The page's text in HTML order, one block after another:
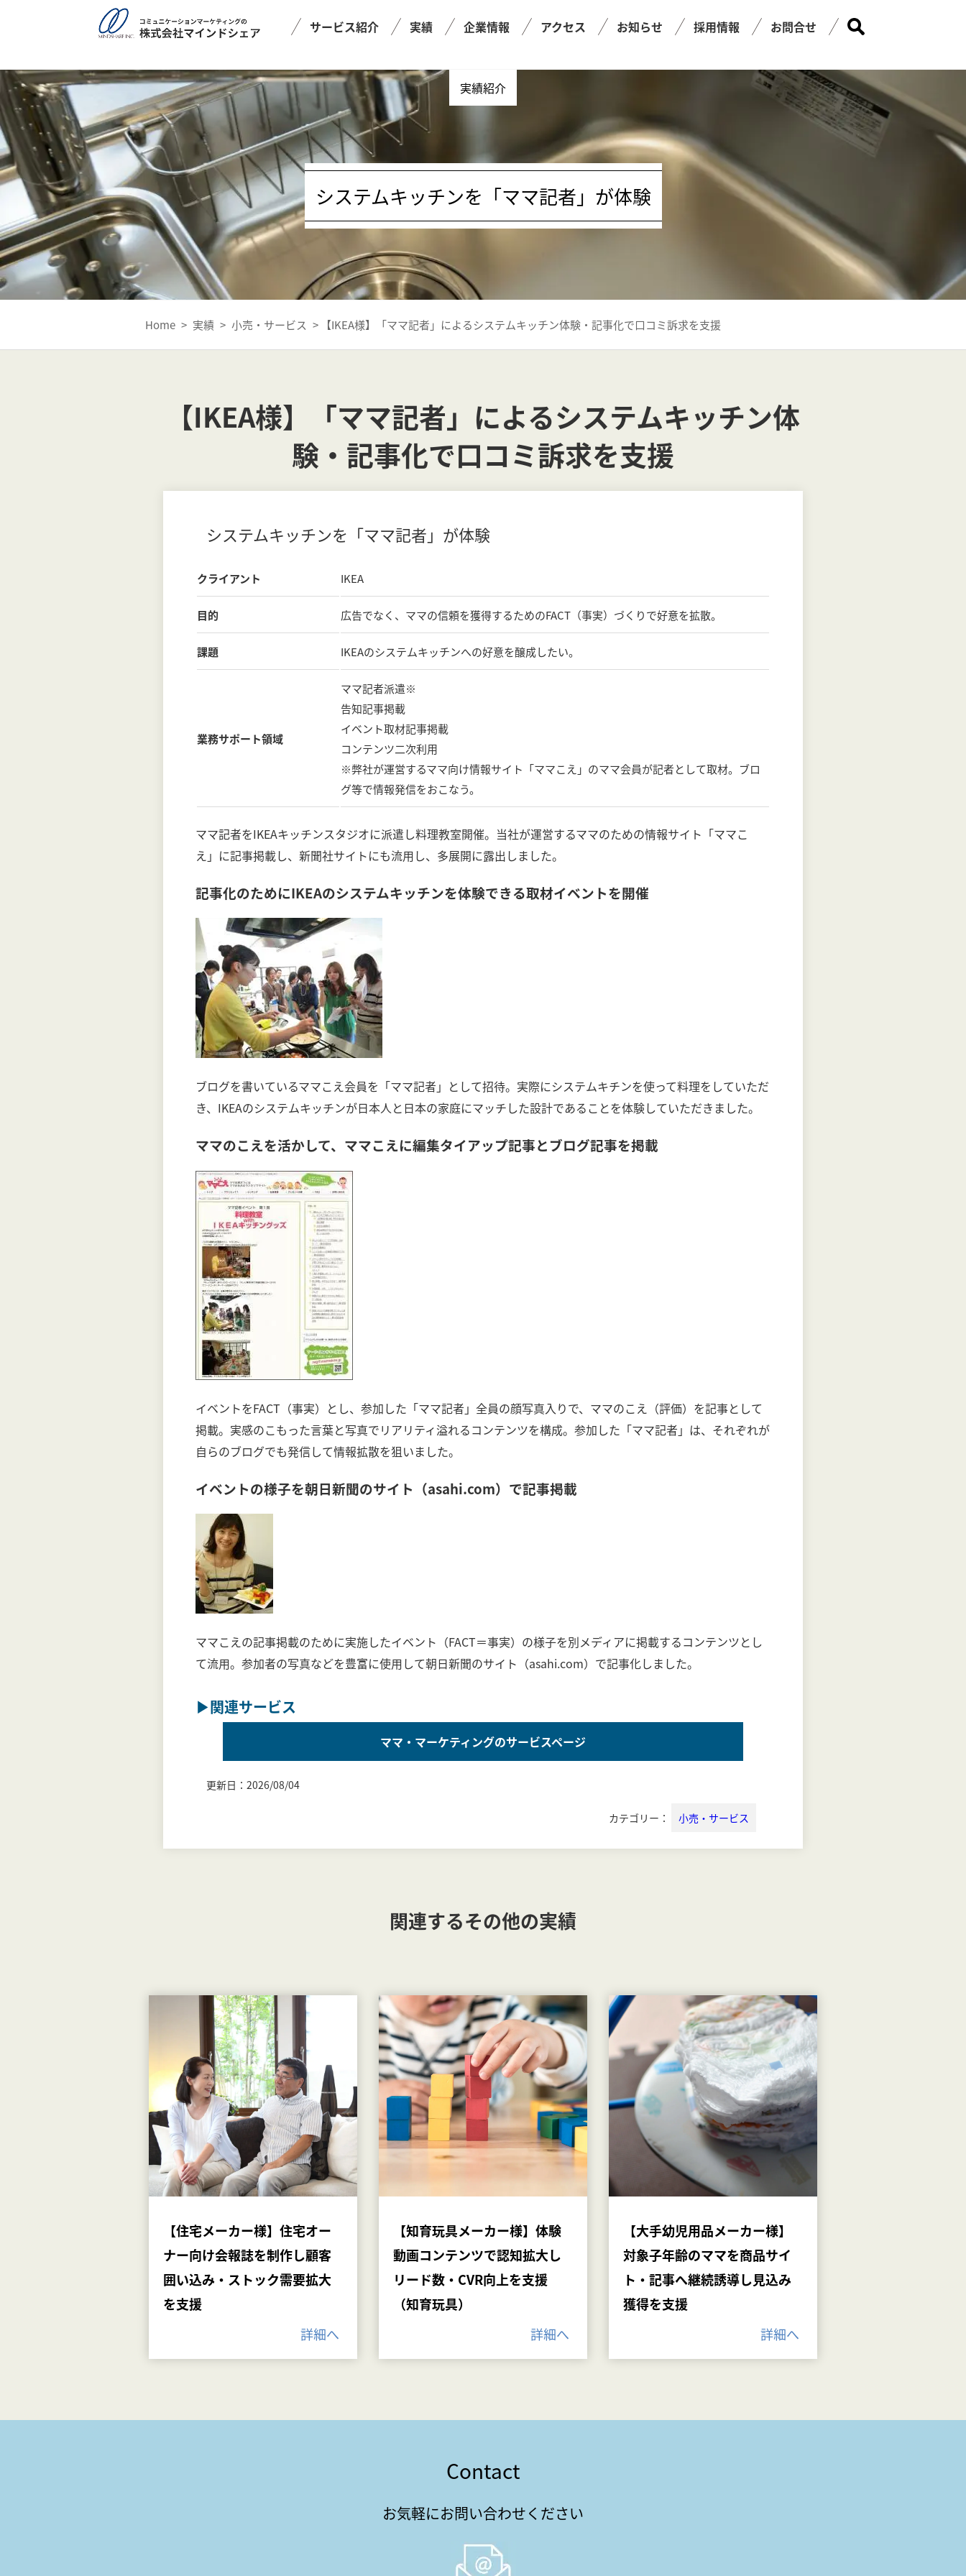
サービス紹介 実績 企業情報 アクセス お知らせ 採用情報 お問合せ
実績紹介
システムキッチンを「ママ記者」が体験
Home > 実績 > 小売・サービス > 【IKEA様】「ママ記者」によるシステムキッチン体験・記事化で口コミ訴求を支援
【IKEA様】「ママ記者」によるシステムキッチン体
験・記事化で口コミ訴求を支援
システムキッチンを「ママ記者」が体験
クライアント IKEA
目的 広告でなく、ママの信頼を獲得するためのFACT（事実）づくりで好意を拡散。
課題 IKEAのシステムキッチンへの好意を醸成したい。
業務サポート領域
ママ記者派遣※
告知記事掲載
イベント取材記事掲載
コンテンツ二次利用
※弊社が運営するママ向け情報サイト「ママこえ」のママ会員が記者として取材。ブロ
グ等で情報発信をおこなう。
ママ記者をIKEAキッチンスタジオに派遣し料理教室開催。当社が運営するママのための情報サイト「ママこ
え」に記事掲載し、新聞社サイトにも流用し、多展開に露出しました。
記事化のためにIKEAのシステムキッチンを体験できる取材イベントを開催
ブログを書いているママこえ会員を「ママ記者」として招待。実際にシステムキチンを使って料理をしていただ
き、IKEAのシステムキッチンが日本人と日本の家庭にマッチした設計であることを体験していただきました。
ママのこえを活かして、ママこえに編集タイアップ記事とブログ記事を掲載
イベントをFACT（事実）とし、参加した「ママ記者」全員の顔写真入りで、ママのこえ（評価）を記事として
掲載。実感のこもった言葉と写真でリアリティ溢れるコンテンツを構成。参加した「ママ記者」は、それぞれが
自らのブログでも発信して情報拡散を狙いました。
イベントの様子を朝日新聞のサイト（asahi.com）で記事掲載
ママこえの記事掲載のために実施したイベント（FACT＝事実）の様子を別メディアに掲載するコンテンツとし
て流用。参加者の写真などを豊富に使用して朝日新聞のサイト（asahi.com）で記事化しました。
▶関連サービス
ママ・マーケティングのサービスページ
更新日：2026/08/04
カテゴリー： 小売・サービス
関連するその他の実績
【住宅メーカー様】住宅オー
ナー向け会報誌を制作し顧客
囲い込み・ストック需要拡大
を支援
詳細へ
【知育玩具メーカー様】体験
動画コンテンツで認知拡大し
リード数・CVR向上を支援
（知育玩具）
詳細へ
【大手幼児用品メーカー様】
対象子年齢のママを商品サイ
ト・記事へ継続誘導し見込み
獲得を支援
詳細へ
Contact
お気軽にお問い合わせください